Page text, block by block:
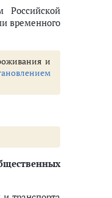
Российской
временного
и